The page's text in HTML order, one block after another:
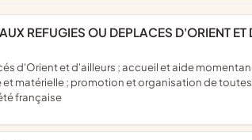
REFUGIES OU DEPLACES D'ORIENT ET
matérielle ; promotion et organisation de
française